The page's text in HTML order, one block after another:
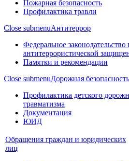
Пожарная безопасность
Профилактика травли
Close submenuАнтитеррор
Федеральное
антитеррористической
Памятки и рекомендации
Close submenuДорожная безопасность
Профилактика детского
травматизма
Документация
ЮИД
Обращения граждан и юридических
лиц